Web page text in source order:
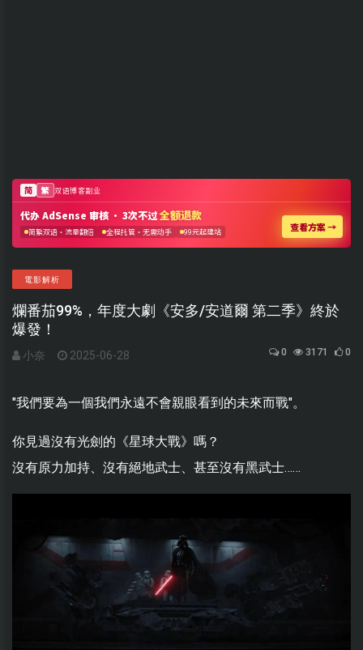
電影解析
爛番茄99%，年度大劇《安多/安道爾 第二季》終於
爆發！
小奈 2025-06-28 0 3171 0
"我們要為一個我們永遠不會親眼看到的未來而戰"。
你見過沒有光劍的《星球大戰》嗎？
沒有原力加持、沒有絕地武士、甚至沒有黑武士……